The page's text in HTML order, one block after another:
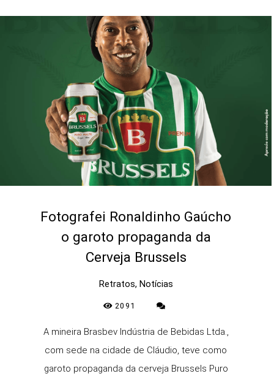
Fotografei Ronaldinho Gaúcho
o garoto propaganda da
Cerveja Brussels
Retratos, Notícias
2091
A mineira Brasbev Indústria de Bebidas Ltda.,
com sede na cidade de Cláudio, teve como
garoto propaganda da cerveja Brussels Puro